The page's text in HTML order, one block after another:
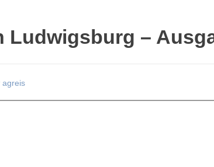
Ludwigsburg –
agreis